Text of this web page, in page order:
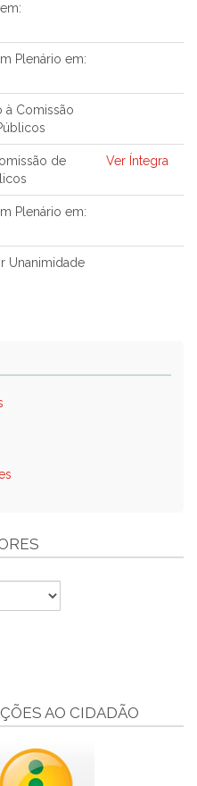
Plenário em:
à Comissão
de
Ver Íntegra
Plenário em:
Unanimidade
AO CIDADÃO